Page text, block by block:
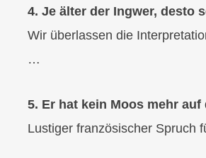
4. Je älter der Ingwer, desto
Wir überlassen die
…
5. Er hat kein Moos mehr
Lustiger französischer Spruch